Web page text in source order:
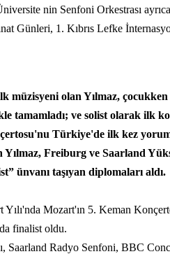
nin Senfoni Orkestrası
Günleri, 1. Kıbrıs Lefke
müzisyeni olan Yılmaz,
tamamladı; ve solist olarak ilk
Türkiye'de ilk kez
Freiburg ve Saarland
ünvanı taşıyan diplomaları aldı.
Mozart'ın 5. Keman
finalist oldu.
Saarland Radyo Senfoni, BBC